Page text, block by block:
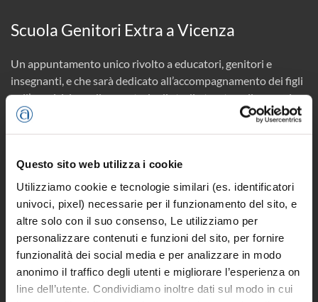
Questo sito web utilizza i cookie
Utilizziamo cookie e tecnologie similari (es. identificatori
univoci, pixel) necessarie per il funzionamento del sito, e
altre solo con il suo consenso, Le utilizziamo per
personalizzare contenuti e funzioni del sito, per fornire
funzionalità dei social media e per analizzare in modo
anonimo il traffico degli utenti e migliorare l’esperienza on
line dell’utente. Condividiamo inoltre dati sul modo in cui
Scuola Genitori Extra a Vicenza
Un appuntamento unico rivolto a educatori, genitori e
insegnanti, e che sarà dedicato all’accompagnamento dei figli
nell’acquisizione di un metodo di studio tarato sulle proprie
attitudini e caratteristiche di apprendimento. Saranno quindi
affrontate “Le sfide legate ai compiti”(cioè alleprincipali
compiti, identificando le fonti di stress e frustrazione);
verranno illustrate “ Strategie pratiche per affrontare la
fatica legata ai compiti”(ovvero tecniche per migliorare la
gestione del tempo e l’organizzazione dello studio, con
strumenti pratici per affrontare le sfide quotidiane); altri
temi, il come “Promuovere l’autonomia e l’impegno
scolastico”(fornendo approcci pratici per creare un ambiente
di apprendimento che favorisca l’indipendenza scolastica,